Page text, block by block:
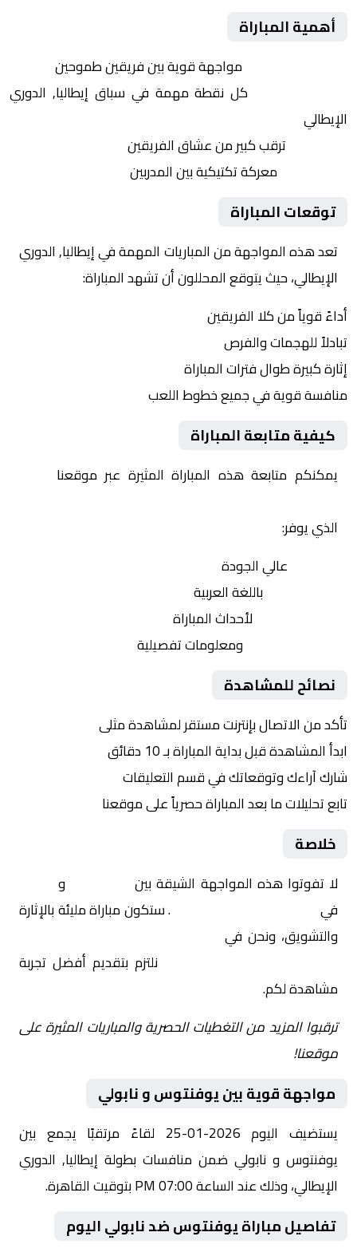
أهمية المباراة
مواجهة قوية بين فريقين طموحين
كل نقطة مهمة في سباق إيطاليا, الدوري
الإيطالي
ترقب كبير من عشاق الفريقين
معركة تكتيكية بين المدربين
توقعات المباراة
تعد هذه المواجهة من المباريات المهمة في إيطاليا, الدوري
الإيطالي، حيث يتوقع المحللون أن تشهد المباراة:
أداءً قوياً من كلا الفريقين
تبادلاً للهجمات والفرص
إثارة كبيرة طوال فترات المباراة
منافسة قوية في جميع خطوط اللعب
كيفية متابعة المباراة
يمكنكم متابعة هذه المباراة المثيرة عبر موقعنا
الذي يوفر:
عالي الجودة
باللغة العربية
لأحداث المباراة
ومعلومات تفصيلية
نصائح للمشاهدة
تأكد من الاتصال بإنترنت مستقر لمشاهدة مثلى
ابدأ المشاهدة قبل بداية المباراة بـ 10 دقائق
شارك آراءك وتوقعاتك في قسم التعليقات
تابع تحليلات ما بعد المباراة حصرياً على موقعنا
خلاصة
لا تفوتوا هذه المواجهة الشيقة بين و
في
. ستكون مباراة مليئة بالإثارة
والتشويق، ونحن في
نلتزم بتقديم أفضل تجربة
مشاهدة لكم.
ترقبوا المزيد من التغطيات الحصرية والمباريات المثيرة على
موقعنا!
مواجهة قوية بين يوفنتوس و نابولي
يستضيف اليوم 2026-01-25 لقاءً مرتقبًا يجمع بين
يوفنتوس و نابولي ضمن منافسات بطولة إيطاليا, الدوري
الإيطالي، وذلك عند الساعة 07:00 PM بتوقيت القاهرة.
تفاصيل مباراة يوفنتوس ضد نابولي اليوم